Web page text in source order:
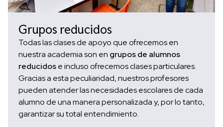
Grupos reducidos
Todas las clases de apoyo que ofrecemos en
nuestra academia son en grupos de alumnos
reducidose incluso ofrecemos clases particulares.
Gracias a esta peculiaridad, nuestros profesores
pueden atender las necesidades escolares de cada
alumno de una manera personalizada y, por lo tanto,
garantizar su total entendimiento.